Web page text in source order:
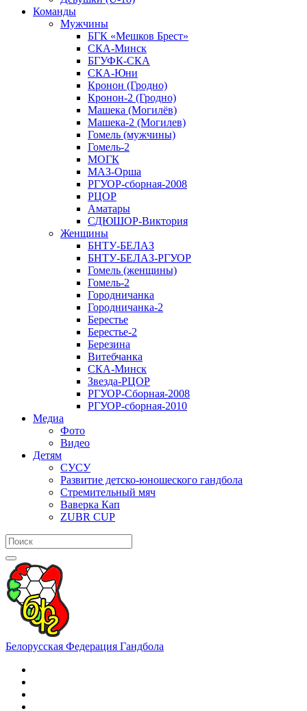
Команды
Мужчины
БГК «Мешков Брест»
СКА-Минск
БГУФК-СКА
СКА-Юни
Кронон (Гродно)
Кронон-2 (Гродно)
Машека (Могилёв)
Машека-2 (Могилев)
Гомель (мужчины)
Гомель-2
МОГК
МАЗ-Орша
РГУОР-сборная-2008
РЦОР
Аматары
СДЮШОР-Виктория
Женщины
БНТУ-БЕЛАЗ
БНТУ-БЕЛАЗ-РГУОР
Гомель (женщины)
Гомель-2
Городничанка
Городничанка-2
Берестье
Берестье-2
Березина
Витебчанка
СКА-Минск
Звезда-РЦОР
РГУОР-Сборная-2008
РГУОР-сборная-2010
Медиа
Фото
Видео
Детям
СУСУ
Развитие детско-юношеского гандбола
Стремительный мяч
Ваверка Кап
ZUBR CUP
Белорусская Федерация Гандбола